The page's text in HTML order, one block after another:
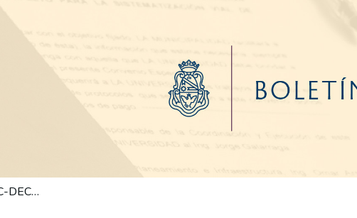
RD-2025-978-UNC-DEC#FD